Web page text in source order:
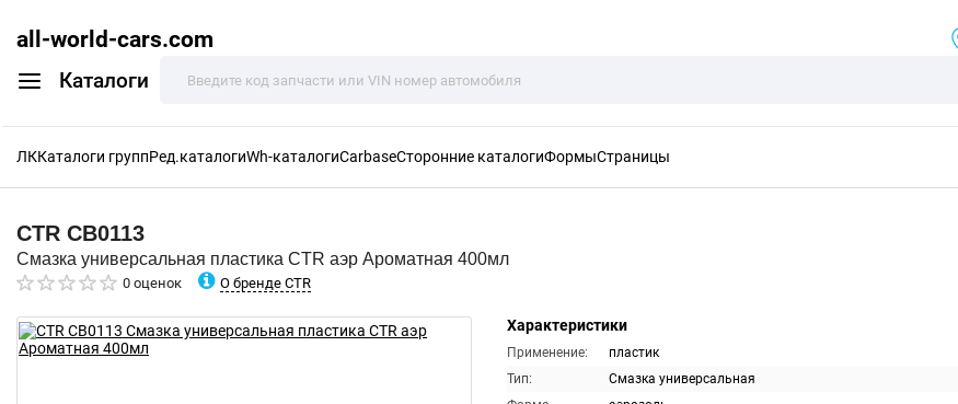
all-world-cars.com
Каталоги
ЛККаталоги группРед.каталогиWh-каталогиCarbaseСторонние каталогиФормыСтраницы
CTR CB0113
Смазка универсальная пластика CTR аэр Ароматная 400мл
0 оценок О бренде CTR
Характеристики
Применение:
пластик
Тип:
Смазка универсальная